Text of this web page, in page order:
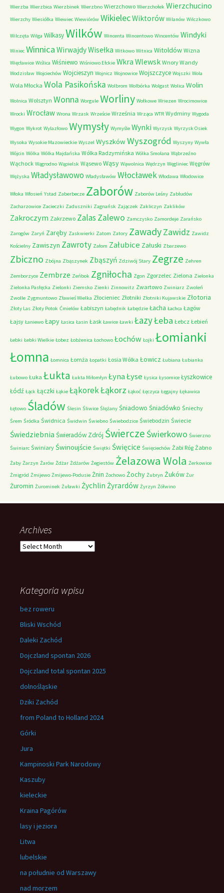
Wierzba Wierzbica Wierzbinek Wierzbno Wierzchowo Wierzchołek Wierzchucino
Wierzchy Wiesiółka Wiewiec Wiewiórów WikielecWiktorów Wilanów Wilczkowo
Wilczęta Wilga WilkasyWilków Wincenta Wincentowo Wincentów Windyki
Winiec Winnica WirwajdyWisełka Witkowo Witnica Witoldów Wizna
Więcławice Wiślica Wiśniewo Wiśniowo Ełckie Wkra Wlewsk Wnory Wandy
Wodzisław Wojciechów Wojcieszyn Wojnicz Wojnowice Wojszczyce Wojszki Wola
Wola Młocka Wola Pasikońska Wolbrom Wolbórka Wolgast Wolica Wolin
Wolnica Wolsztyn Wonna Worgule Worliny Wołkowe Wriezen Wrocimowice
Wrocki Wrocław Wrona Wrzask Wrzeście Września Wrząca WTR Wydminy Wygoda
Wygon Wykrot Wylazłowo Wymysły Wymyśle Wynki Wyrzysk Wyrzysk Osiek
Wysoka Wysokie Mazowieckie Wyszel WyszkówWyszogród Wyszyny Wywła
Wójcin Wólka Wólka Majdańska Wólka Radzymińska Wólka Smolana Wąbrzeźno
Wąchock Wągrodno Wąpielsk Wąsewo Wąsy Wąwolnica Wędrzyn Węgliniec Węgrów
Wężyska Władysławowo Władysławów Włocławek Włodawa Włodowice
Włoka Włosień Ystad Zaberbecze Zaborów Zaborów Leśny Zabłudów
Zacharzowice Zacieczki Zaduszniki Zagnańsk Zajączek Zakliczyn Zaklików
Zakroczym Zakrzewo ZalasZalewo Zamczysko Zamordeje Zarańsko
Zarogów Zaryń Zaręby Zaskwierki Zatom Zatory ZawadyZawidz Zawidz
Kościelny Zawiszyn Zawroty Załom Załubice Załuski Zbarzewo
Zbiczno Zbójna Zbąszynek Zbąszyń Zdziwój Stary Zegrze Zehren
Zemborzyce Zembrze Zeńbok Zgniłocha Zgon Zgorzelec Zielona Zielonka
Zielonka Pasłęcka Zielonki Ziemsko Zienki Zinnowitz Zwartowo Zwiniarz Zwoleń
Zwolle Zygmuntowo Zławieś Wielka Złocieniec Złotniki Złotniki Kujawskie Złotoria
Złoty Las Złoty Potok Ćmielów Łabiszyn Łabędnik Łabędzie Łacha Łachca Łagów
Łajsy Łaniewo Łapy Łasica Łasin Łask Ławice Ławki ŁazyŁeba Łebcz Łebień
Łebki Łebki Wielkie Łobez Łobżenica Łochowo Łochów Łojki Łomianki
Łomna Łomnica Łomża Łopatki Łosia Wólka Łowicz Łubiana Łubianka
Łubowo Łuka Łukta Łukta Miłomłyn ŁynaŁyse Łysica Łysomice Łyszkowice
Łódź Łąck Łączki Łąkie ŁąkorekŁąkorz Łąkoć Łęczyca Łęgajny Łękawica
Łętowo Śladów Ślesin Śliwice Ślężany Śniadowo Śniadówko Śniechy
Śrem Śródka Świdnica Świdwin Świebno Świebodzice Świebodzin Świecie
Świedziebnia Świeradów Zdrój Świercze Świerkowo Świerzno
Świniarc Świniary Świnoujście Świątki Święcice Święciechów Żabi Róg Żabno
Żaby Żarzyn Żarów Żdżar Żdżarów Żegiestów Żelazowa Wola Żerkowice
Żmigród Żmijewo Żmijewo-Podusie Żnin Żochowo Żochy Żubryn Żuków Żur
Żuromin Żurominek Żuławki Żychlin Żyrardów Żyrzyn Żółwino
Archives
Archives
Kategoria wpisu
bez roweru
Bliski Wschód
Daleki Zachód
Dojczland spontan 2026
Dojczland total spontan 2025
dolnośląskie
Dziki Zachód
from Poland to Holland 2024
Górki
Jura
Kampinoski Park Narodowy
Kaszuby
kieleckie
Kraina Pagórów
lasy i jeziora
Litwa
lubelskie
na południe od Warszawy
nad morzem